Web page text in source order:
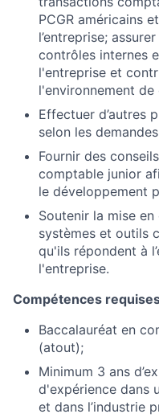
PCGR américains
l’entreprise;
contrôles internes
l'entreprise et
l'environnement
Effectuer d’autres
selon les
Fournir des
comptable junior
le développement
Soutenir la mise
systèmes et outils
qu'ils répondent à
l'entreprise.
Compétences
Baccalauréat en
(atout);
Minimum 3 ans
d'expérience dans
et dans l’industrie